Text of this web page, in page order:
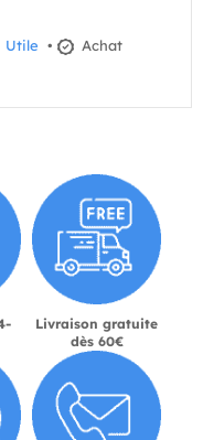
Utile •
Achat
Livraison gratuite
dès 60€